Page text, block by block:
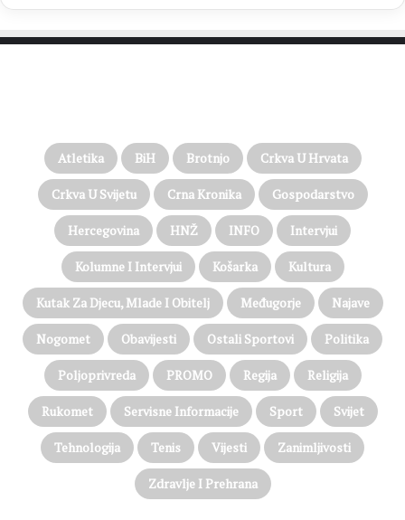
Atletika BiH Brotnjo Crkva U Hrvata
Crkva U Svijetu Crna Kronika Gospodarstvo
Hercegovina HNŽ INFO Intervjui
Kolumne I Intervjui Košarka Kultura
Kutak Za Djecu, Mlade I Obitelj Međugorje Najave
Nogomet Obavijesti Ostali Sportovi Politika
Poljoprivreda PROMO Regija Religija
Rukomet Servisne Informacije Sport Svijet
Tehnologija Tenis Vijesti Zanimljivosti
Zdravlje I Prehrana